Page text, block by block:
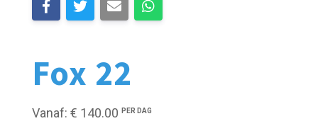
Fox 22
Vanaf: € 140.00 PER DAG